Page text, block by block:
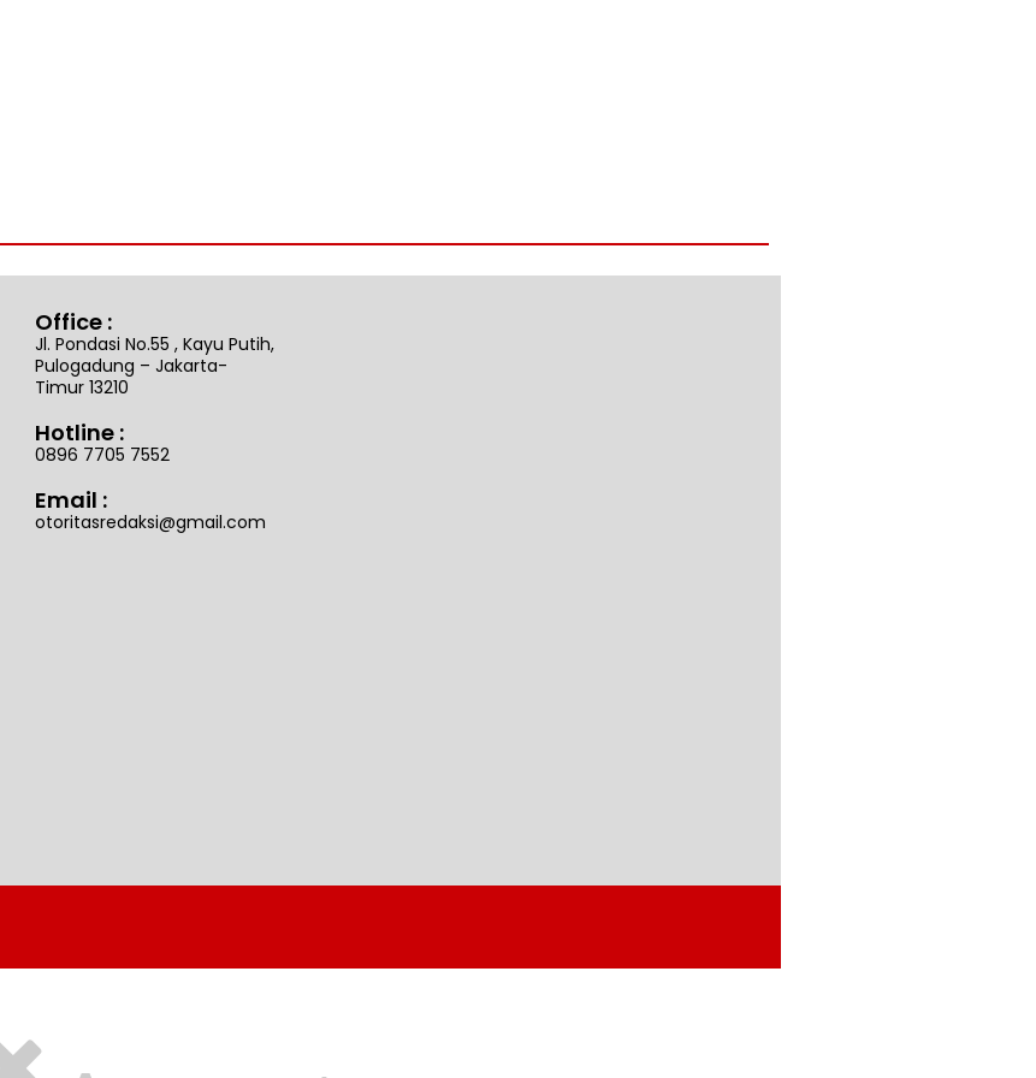
Office :
Jl. Pondasi No.55 , Kayu Putih,
Pulogadung – Jakarta-
Timur 13210
Hotline :
0896 7705 7552
Email :
otoritasredaksi@gmail.com